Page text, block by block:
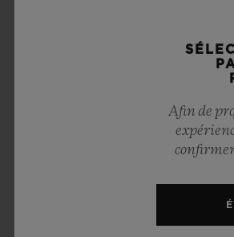
Réserve de marche : 42 heures
BRACELET ET BOUCLE
Afin de